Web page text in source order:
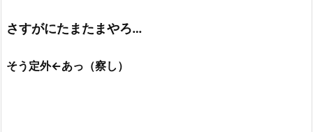
さすがにたまたまやろ…
そう定外←あっ（察し）